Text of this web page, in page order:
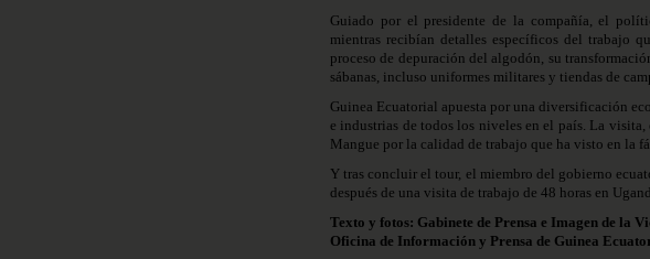
Guiado por el presidente de la compañía, el
mientras recibían detalles específicos del trabajo
proceso de depuración del algodón, su
sábanas, incluso uniformes militares y tiendas de
Guinea Ecuatorial apuesta por una diversificación
e industrias de todos los niveles en el país. La
Mangue por la calidad de trabajo que ha visto en la
Y tras concluir el tour, el miembro del gobierno
después de una visita de trabajo de 48 horas en
Texto y fotos: Gabinete de Prensa e Imagen de la
Oficina de Información y Prensa de Guinea